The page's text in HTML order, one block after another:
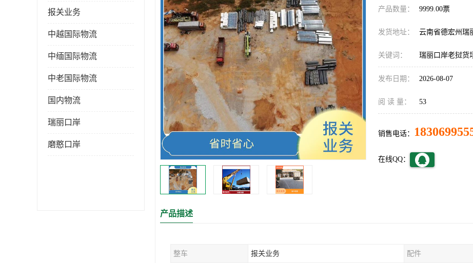
报关业务
中越国际物流
中缅国际物流
中老国际物流
国内物流
瑞丽口岸
磨憨口岸
产品数量： 9999.00票
发货地址： 云南省德宏州瑞
关键词： 瑞丽口岸老挝货
发布日期： 2026-08-07
阅 读 量： 53
销售电话：
在线QQ：
产品描述
整车 报关业务 配件